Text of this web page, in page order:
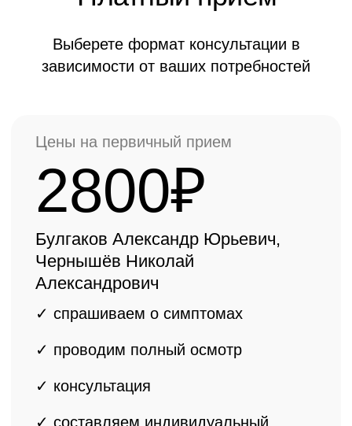
3500₽
✓ проводим полный осмотр
✓ консультация врача ортопеда
высшей категории, КМН, ДМН
Для жителей Дубны доступна
первичная онлайн консультация
Важная информация
план лечения
ОНЛАЙН КОНСУЛЬТАЦИЯ БЕСПЛАТНО
Ермолаев Василий Александрович,